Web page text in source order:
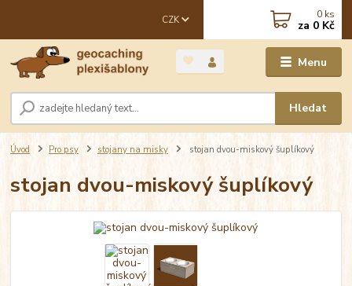
Menu
CZK
Hledat
0 ks
za 0 Kč
Úvod Pro psy stojany na misky stojan dvou-miskový šuplíkový
stojan dvou-miskový šuplíkový